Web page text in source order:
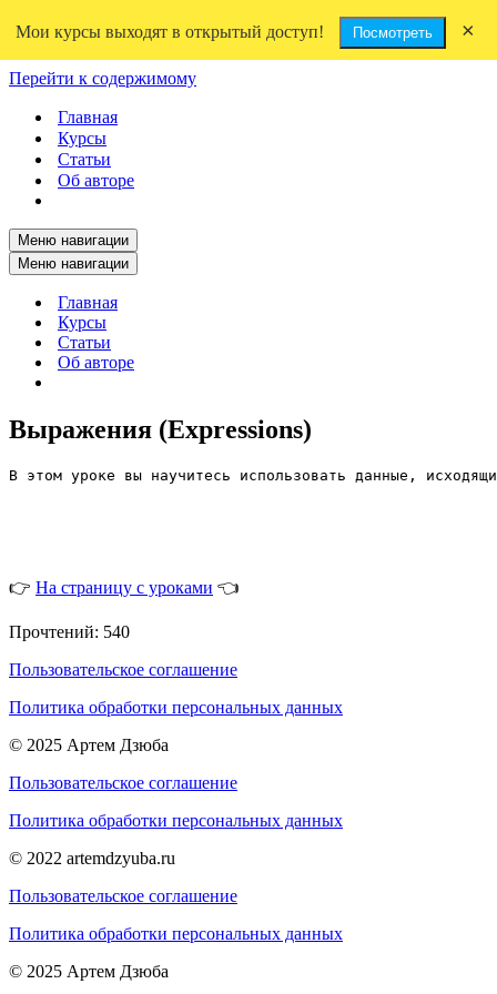
Перейти к содержимому
Главная
Курсы
Статьи
Об авторе
Меню навигации
Меню навигации
Главная
Курсы
Статьи
Об авторе
Выражения (Expressions)
В этом уроке вы научитесь использовать данные,
👉 На страницу с уроками 👈
Прочтений: 540
Пользовательское соглашение
Политика обработки персональных данных
© 2025 Артем Дзюба
Пользовательское соглашение
Политика обработки персональных данных
© 2022 artemdzyuba.ru
Пользовательское соглашение
Политика обработки персональных данных
© 2025 Артем Дзюба
Мои курсы выходят в открытый доступ! Посмотреть ×